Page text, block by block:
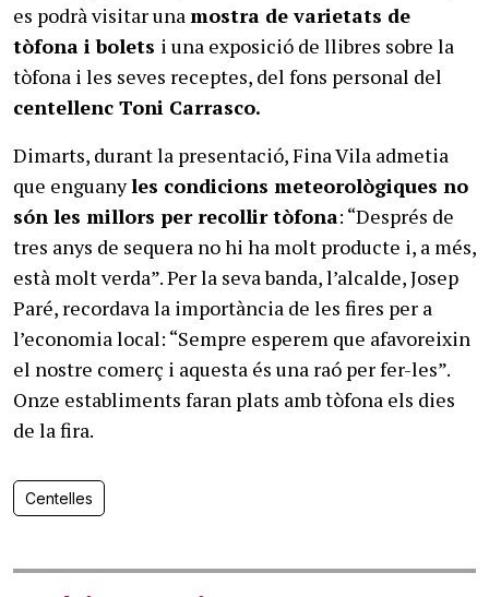
es podrà visitar unamostra de varietats de
tòfona i bolets i una exposició de llibres sobre la
tòfona i les seves receptes, del fons personal del
centellenc Toni Carrasco.
Dimarts, durant la presentació, Fina Vila admetia
que enguanyles condicions meteorològiques no
són les millors per recollir tòfona: “Després de
tres anys de sequera no hi ha molt producte i, a més,
està molt verda”. Per la seva banda, l’alcalde, Josep
Paré, recordava la importància de les fires per a
l’economia local: “Sempre esperem que afavoreixin
el nostre comerç i aquesta és una raó per fer-les”.
Onze establiments faran plats amb tòfona els dies
de la fira.
Centelles